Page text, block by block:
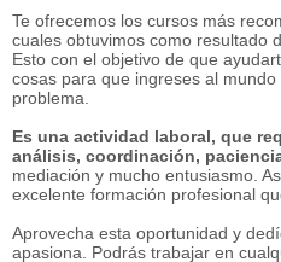
Te ofrecemos los cursos más
cuales obtuvimos como resultado
Esto con el objetivo de que
cosas para que ingreses al
problema.
Es una actividad laboral, que
análisis, coordinación,
mediación y mucho entusiasmo.
excelente formación profesional
Aprovecha esta oportunidad y
apasiona. Podrás trabajar en